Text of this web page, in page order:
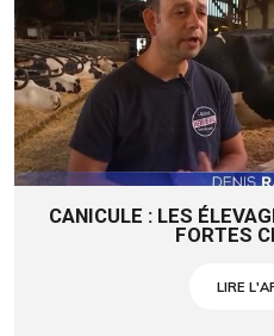
CANICULE : LES
FORTES
LIRE